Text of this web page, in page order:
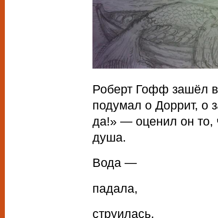
Роберт Гофф зашёл
подумал о Доррит, о
да!» — оценил он то,
душа.
Вода —
падала,
струилась,